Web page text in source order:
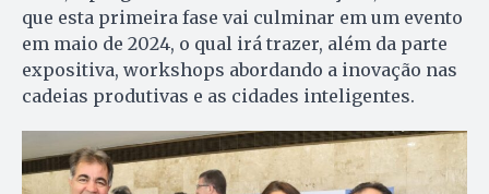
que esta primeira fase vai culminar em um evento
em maio de 2024, o qual irá trazer, além da parte
expositiva, workshops abordando a inovação nas
cadeias produtivas e as cidades inteligentes.